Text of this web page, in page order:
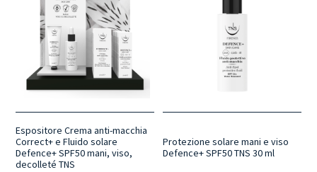
Espositore Crema anti-macchia
Correct+ e Fluido solare
Defence+ SPF50 mani, viso,
decolleté TNS
Protezione solare mani e viso
Defence+ SPF50 TNS 30 ml